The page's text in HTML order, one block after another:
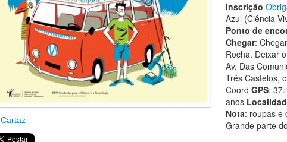
Cartaz
Inscrição
Azul (Ciência
Ponto de
Chegar:
Rocha. Deixar
Av. Das
Três Castelos,
Coord GPS:
anos
Nota: roupas e
Grande parte